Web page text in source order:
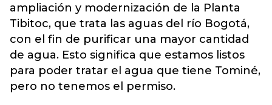
ampliación y modernización de la Planta
Tibitoc, que trata las aguas del río Bogotá,
con el fin de purificar una mayor cantidad
de agua. Esto significa que estamos listos
para poder tratar el agua que tiene Tominé,
pero no tenemos el permiso.